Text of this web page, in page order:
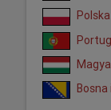
Polska